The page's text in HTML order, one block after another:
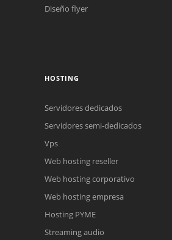
Reunión online
para la reunión online.
Cotización
Chat Online
están fuera de línea. Complete el formulario
Diseño flyer
HOSTING
Servidores dedicados
Servidores semi-dedicados
Vps
Web hosting reseller
Web hosting corporativo
Web hosting empresa
Hosting PYME
Streaming audio